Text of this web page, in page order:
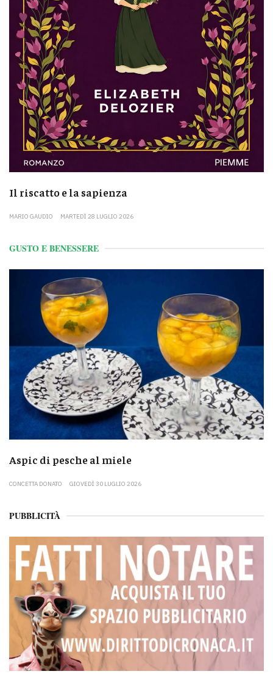
Il riscatto e la sapienza
MARIO GAUDIO MARTEDÌ 28 LUGLIO 2026
GUSTO E BENESSERE
Aspic di pesche al miele
CONCETTA DONATO GIOVEDÌ 30 LUGLIO 2026
PUBBLICITÀ